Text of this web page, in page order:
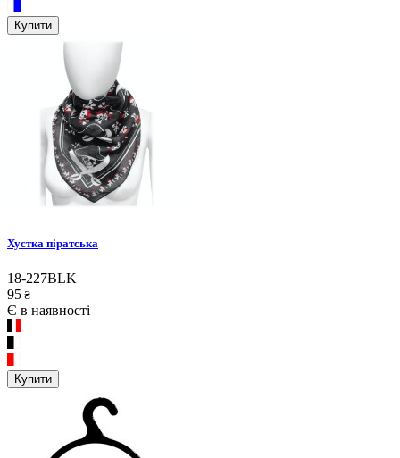
Купити
Хустка піратська
18-227BLK
95 ₴
Є в наявності
Купити